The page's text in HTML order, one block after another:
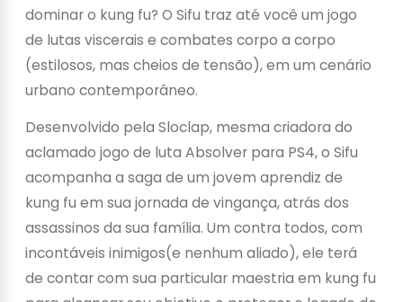
dominar o kung fu? O Sifu traz até você um jogo
de lutas viscerais e combates corpo a corpo
(estilosos, mas cheios de tensão), em um cenário
urbano contemporâneo.
Desenvolvido pela Sloclap, mesma criadora do
aclamado jogo de luta Absolver para PS4, o Sifu
acompanha a saga de um jovem aprendiz de
kung fu em sua jornada de vingança, atrás dos
assassinos da sua família. Um contra todos, com
incontáveis inimigos(e nenhum aliado), ele terá
de contar com sua particular maestria em kung fu